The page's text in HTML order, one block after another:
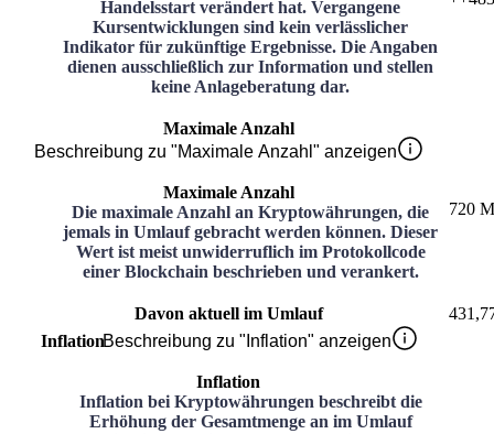
Handelsstart verändert hat. Vergangene
Kursentwicklungen sind kein verlässlicher
Indikator für zukünftige Ergebnisse. Die Angaben
dienen ausschließlich zur Information und stellen
keine Anlageberatung dar.
Maximale Anzahl
Beschreibung zu "Maximale Anzahl" anzeigen
Maximale Anzahl
Die maximale Anzahl an Kryptowährungen, die
jemals in Umlauf gebracht werden können. Dieser
Wert ist meist unwiderruflich im Protokollcode
einer Blockchain beschrieben und verankert.
720
Davon aktuell im Umlauf
InflationBeschreibung zu "Inflation" anzeigen
Inflation
Inflation bei Kryptowährungen beschreibt die
Erhöhung der Gesamtmenge an im Umlauf